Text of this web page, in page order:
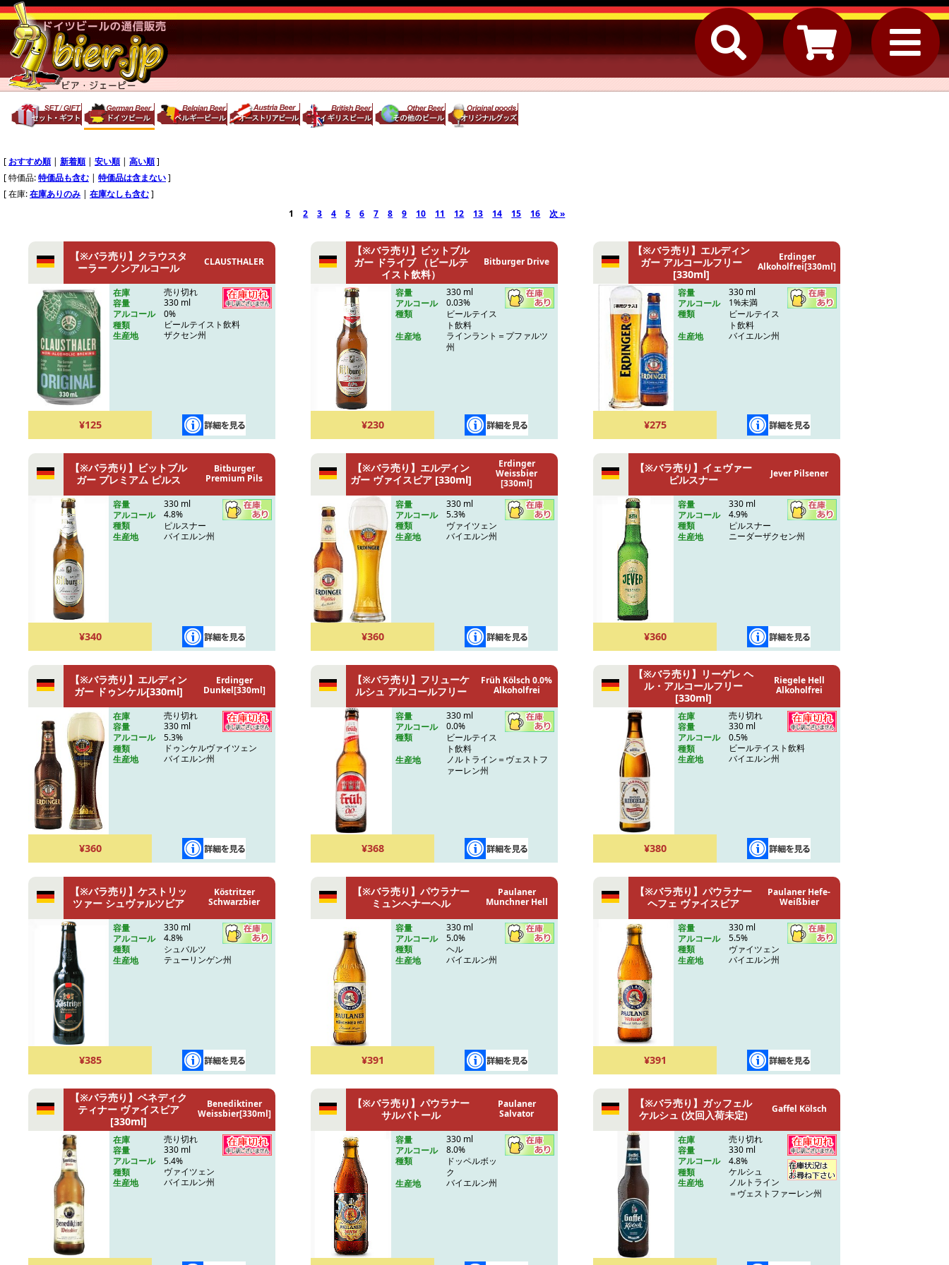
[ おすすめ順 | 新着順 | 安い順 | 高い順]
[ 特価品:特価品も含む | 特価品は含まない]
[ 在庫:在庫ありのみ | 在庫なしも含む]
1
2 3 4 5 6 7 8 9 10 11 12 13 14 15 16 次 »
【※バラ売り】クラウスタ
ーラー ノンアルコール
CLAUSTHALER
在庫
売り切れ
容量
330 ml
アルコール
0%
種類
ビールテイスト飲料
生産地
ザクセン州
¥125
【※バラ売り】ビットブル
ガー ドライブ （ビールテ
イスト飲料）
Bitburger Drive
容量
330 ml
アルコール
0.03%
種類
ビールテイス
ト飲料
生産地
ラインラント＝プファルツ
州
¥230
【※バラ売り】エルディン
ガー アルコールフリー
[330ml]
Erdinger
Alkoholfrei[330ml]
容量
330 ml
アルコール
1%未満
種類
ビールテイス
ト飲料
生産地
バイエルン州
¥275
【※バラ売り】ビットブル
ガー プレミアム ピルス
Bitburger
Premium Pils
容量
330 ml
アルコール
4.8%
種類
ピルスナー
生産地
バイエルン州
¥340
【※バラ売り】エルディン
ガー ヴァイスビア [330ml]
Erdinger
Weissbier
[330ml]
容量
330 ml
アルコール
5.3%
種類
ヴァイツェン
生産地
バイエルン州
¥360
【※バラ売り】イェヴァー
ピルスナー
Jever Pilsener
容量
330 ml
アルコール
4.9%
種類
ピルスナー
生産地
ニーダーザクセン州
¥360
【※バラ売り】エルディン
ガー ドゥンケル[330ml]
Erdinger
Dunkel[330ml]
在庫
売り切れ
容量
330 ml
アルコール
5.3%
種類
ドゥンケルヴァイツェン
生産地
バイエルン州
¥360
【※バラ売り】フリューケ
ルシュ アルコールフリー
Früh Kölsch 0.0%
Alkoholfrei
容量
330 ml
アルコール
0.0%
種類
ビールテイス
ト飲料
生産地
ノルトライン＝ヴェストフ
ァーレン州
¥368
【※バラ売り】リーゲレ ヘ
ル・アルコールフリー
[330ml]
Riegele Hell
Alkoholfrei
在庫
売り切れ
容量
330 ml
アルコール
0.5%
種類
ビールテイスト飲料
生産地
バイエルン州
¥380
【※バラ売り】ケストリッ
ツァー シュヴァルツビア
Köstritzer
Schwarzbier
容量
330 ml
アルコール
4.8%
種類
シュバルツ
生産地
テューリンゲン州
¥385
【※バラ売り】パウラナー
ミュンヘナーヘル
Paulaner
Munchner Hell
容量
330 ml
アルコール
5.0%
種類
ヘル
生産地
バイエルン州
¥391
【※バラ売り】パウラナー
ヘフェ ヴァイスビア
Paulaner Hefe-
Weißbier
容量
330 ml
アルコール
5.5%
種類
ヴァイツェン
生産地
バイエルン州
¥391
【※バラ売り】ベネディク
ティナー ヴァイスビア
[330ml]
Benediktiner
Weissbier[330ml]
在庫
売り切れ
容量
330 ml
アルコール
5.4%
種類
ヴァイツェン
生産地
バイエルン州
【※バラ売り】パウラナー
サルバトール
Paulaner
Salvator
容量
330 ml
アルコール
8.0%
種類
ドッペルボッ
ク
生産地
バイエルン州
【※バラ売り】ガッフェル
ケルシュ (次回入荷未定)
Gaffel Kölsch
在庫
売り切れ
容量
330 ml
アルコール
4.8%
種類
ケルシュ
生産地
ノルトライン
＝ヴェストファーレン州